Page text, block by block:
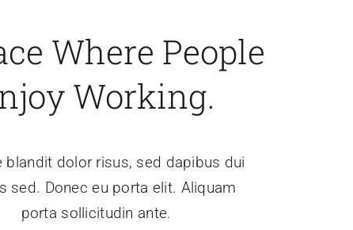
Where People
Working.
blandit dolor risus, sed dapibus dui
sed. Donec eu porta elit. Aliquam
porta sollicitudin ante.